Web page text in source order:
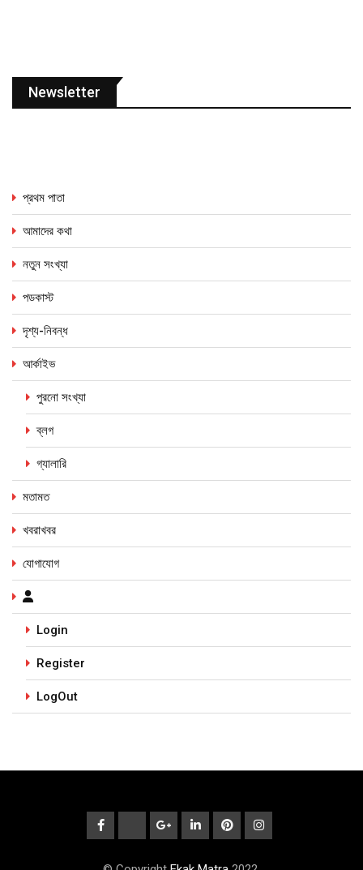
Newsletter
প্রথম পাতা
আমাদের কথা
নতুন সংখ্যা
পডকাস্ট
দৃশ্য-নিবন্ধ
আর্কাইভ
পুরনো সংখ্যা
ব্লগ
গ্যালারি
মতামত
খবরাখবর
যোগাযোগ
Login
Register
LogOut